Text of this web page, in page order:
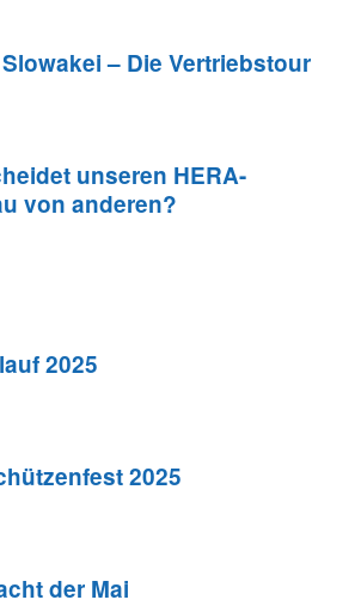
– Die Vertriebstour
unseren HERA-
von anderen?
2025
2025
der Mai